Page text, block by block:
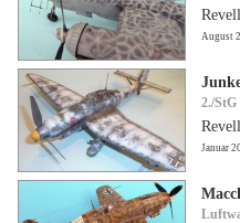
August
2./
Januar